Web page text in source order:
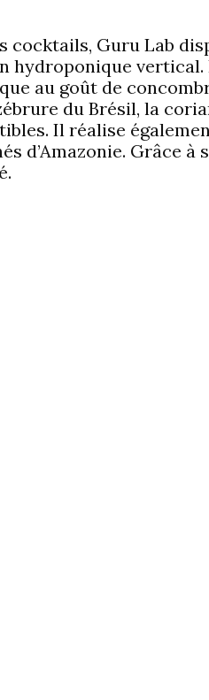
Guru Lab
hydroponique
au goût de
du Brésil, la
Il réalise
d’Amazonie. Grâce à